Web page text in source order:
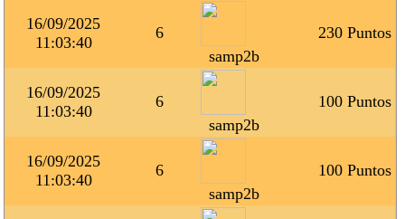
16/09/2025
11:03:40
6
samp2b
230 Puntos
16/09/2025
11:03:40
6
samp2b
100 Puntos
16/09/2025
11:03:40
6
samp2b
100 Puntos